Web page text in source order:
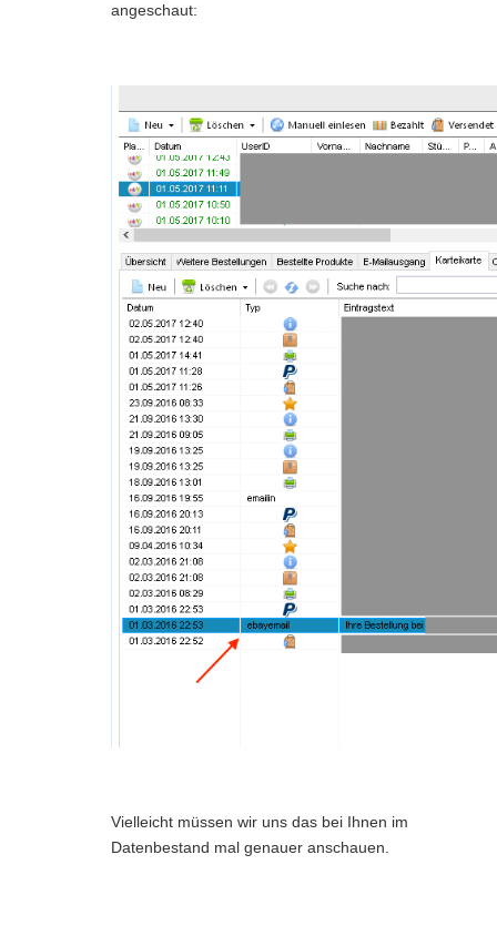
angeschaut:
Vielleicht müssen wir uns das bei Ihnen im
Datenbestand mal genauer anschauen.